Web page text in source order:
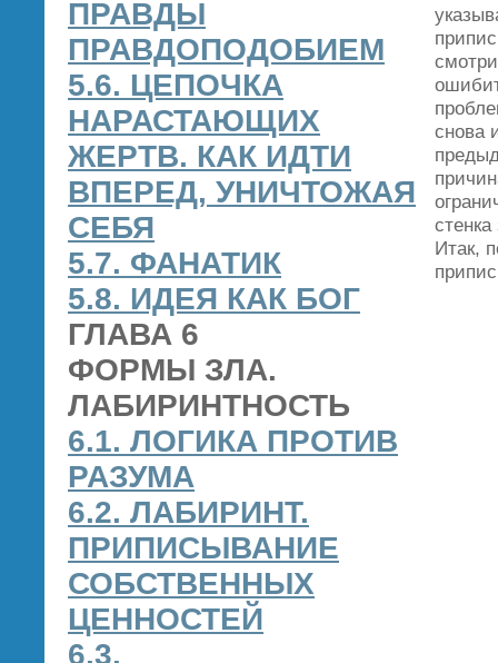
ПРАВДЫ
ПРАВДОПОДОБИЕМ
5.6. ЦЕПОЧКА
НАРАСТАЮЩИХ
ЖЕРТВ. КАК ИДТИ
ВПЕРЕД, УНИЧТОЖАЯ
СЕБЯ
5.7. ФАНАТИК
5.8. ИДЕЯ КАК БОГ
ГЛАВА 6
ФОРМЫ ЗЛА.
ЛАБИРИНТНОСТЬ
6.1. ЛОГИКА ПРОТИВ
РАЗУМА
6.2. ЛАБИРИНТ.
ПРИПИСЫВАНИЕ
СОБСТВЕННЫХ
ЦЕННОСТЕЙ
6.3.
снова
Итак,